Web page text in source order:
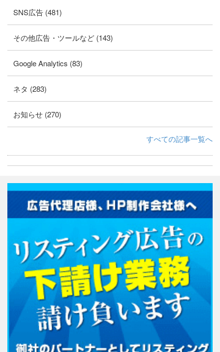
SNS広告 (481)
その他広告・ツールなど (143)
Google Analytics (83)
ネタ (283)
お知らせ (270)
すべての記事一覧へ